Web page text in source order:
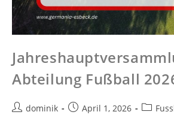
Abteilung Fußball
dominik April 1, 2026